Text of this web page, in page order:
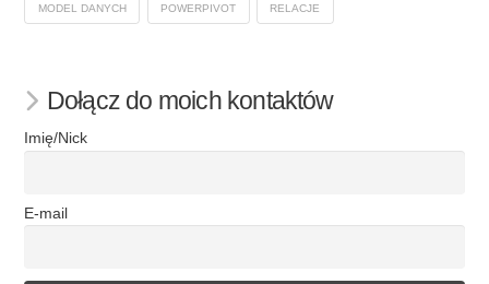
MODEL DANYCH POWERPIVOT RELACJE
Dołącz do moich kontaktów
Imię/Nick
E-mail